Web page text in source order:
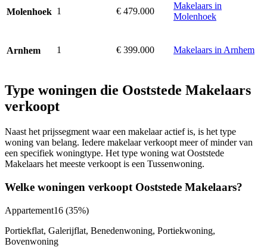
Molenhoek 1 € 479.000
Makelaars in
Molenhoek
Arnhem 1 € 399.000 Makelaars in Arnhem
Type woningen die Ooststede Makelaars
verkoopt
Naast het prijssegment waar een makelaar actief is, is het type
woning van belang. Iedere makelaar verkoopt meer of minder van
een specifiek woningtype. Het type woning wat Ooststede
Makelaars het meeste verkoopt is een Tussenwoning.
Welke woningen verkoopt Ooststede Makelaars?
Appartement16 (35%)
Portiekflat, Galerijflat, Benedenwoning, Portiekwoning,
Bovenwoning